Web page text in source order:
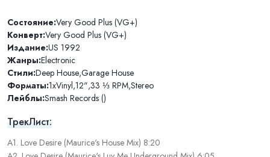
Состояние:Very Good Plus (VG+)
Конверт:Very Good Plus (VG+)
Издание:US 1992
Жанры:Electronic
Стили:Deep House,Garage House
Форматы:1xVinyl,12",33 ⅓ RPM,Stereo
Лейблы:Smash Records ()
ТрекЛист:
A1. Love Desire (Maurice's House Mix) 8:20